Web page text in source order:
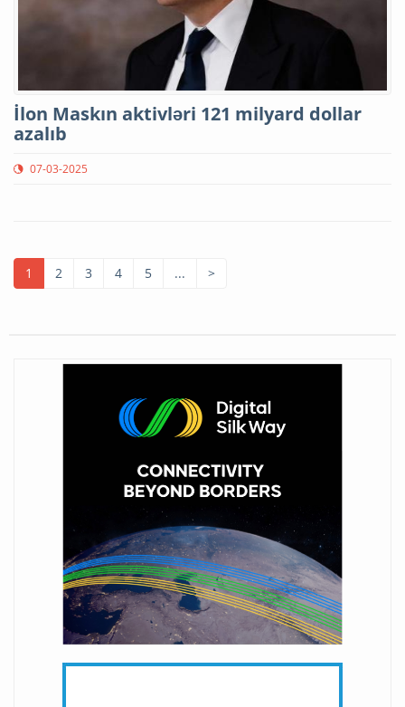
İlon Maskın aktivləri 121 milyard dollar
azalıb
07-03-2025
1 2 3 4 5 ... >